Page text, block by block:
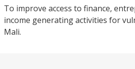
To improve access to finance,
income generating activities for
Mali.